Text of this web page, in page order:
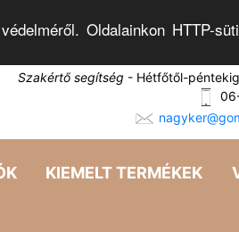
Oldalainkon HTTP-
Szakértő segítség - Hétfőtől-
KIEMELT TERMÉKEK